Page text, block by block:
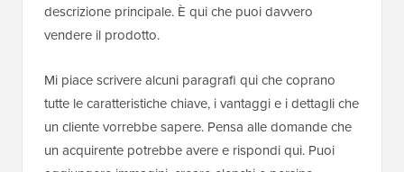
descrizione principale. È qui che puoi davvero
vendere il prodotto.
Mi piace scrivere alcuni paragrafi qui che coprano
tutte le caratteristiche chiave, i vantaggi e i dettagli che
un cliente vorrebbe sapere. Pensa alle domande che
un acquirente potrebbe avere e rispondi qui. Puoi